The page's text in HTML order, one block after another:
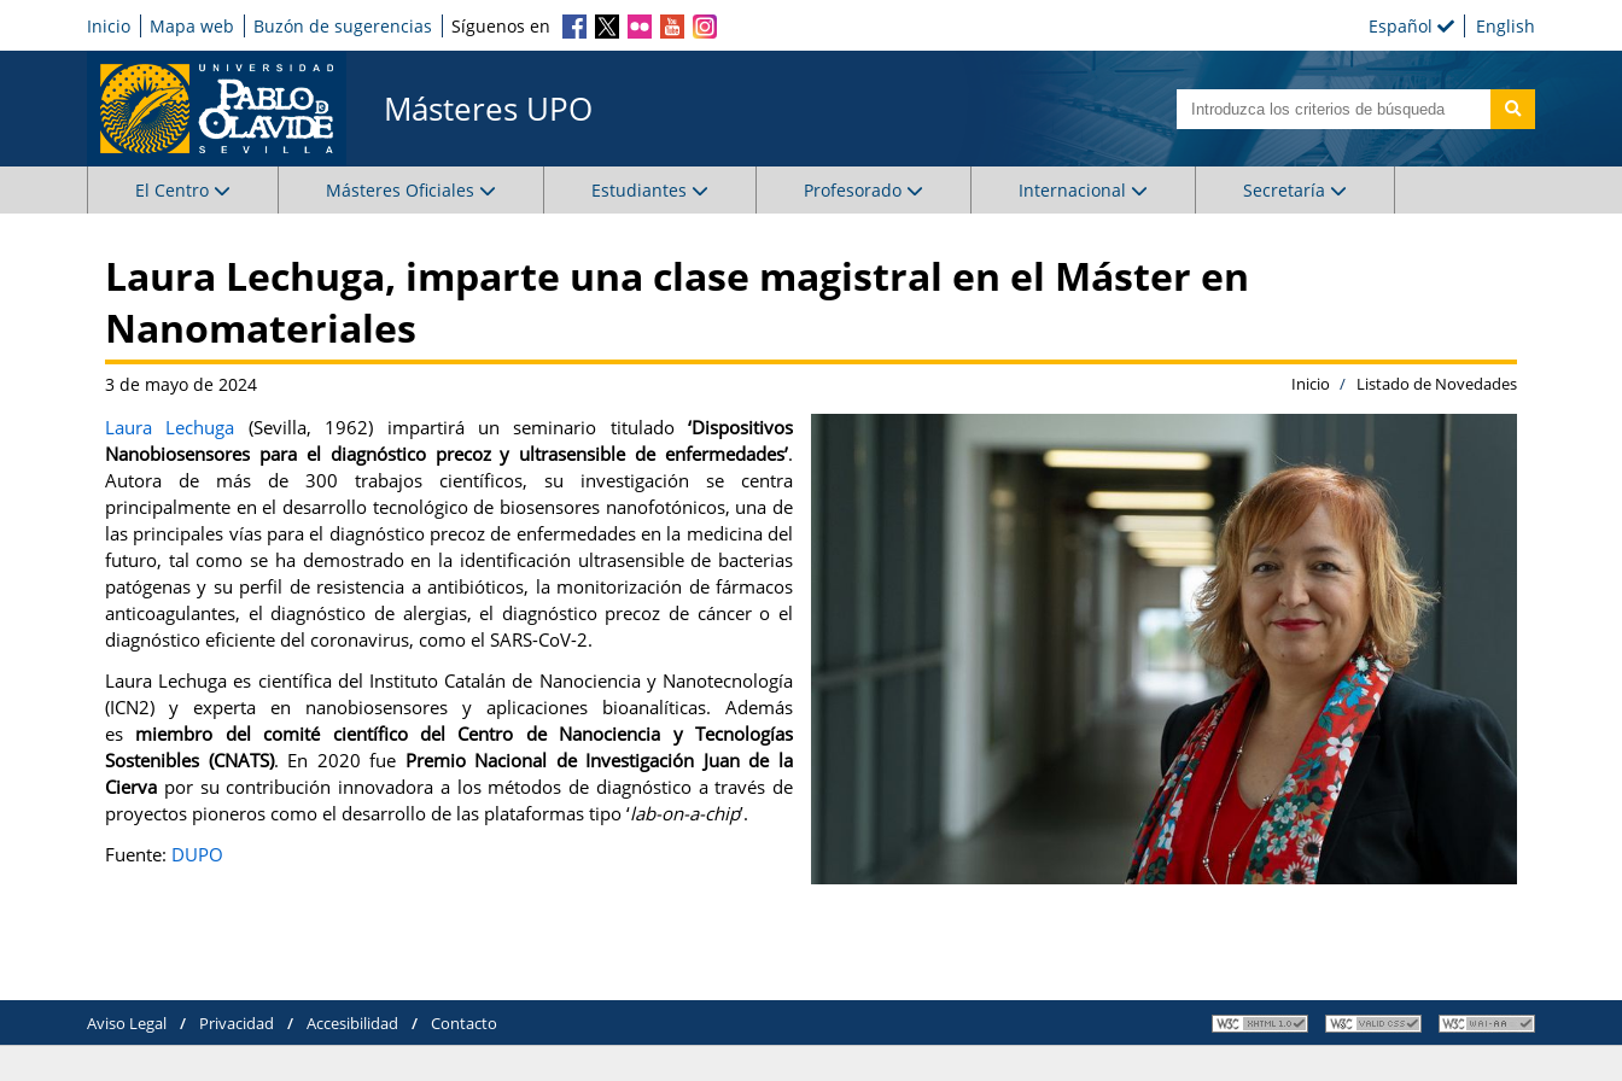
Inicio Mapa web Buzón de sugerencias Síguenos en English
Español
Másteres UPO
El Centro Másteres Oficiales Estudiantes Profesorado Internacional Secretaría
Laura Lechuga, imparte una clase magistral en el Máster en
Nanomateriales
3 de mayo de 2024 Inicio Listado de Novedades
Laura Lechuga (Sevilla, 1962) impartirá un seminario titulado ‘Dispositivos
Nanobiosensores para el diagnóstico precoz y ultrasensible de enfermedades’.
Autora de más de 300 trabajos científicos, su investigación se centra
principalmente en el desarrollo tecnológico de biosensores nanofotónicos, una de
las principales vías para el diagnóstico precoz de enfermedades en la medicina del
futuro, tal como se ha demostrado en la identificación ultrasensible de bacterias
patógenas y su perfil de resistencia a antibióticos, la monitorización de fármacos
anticoagulantes, el diagnóstico de alergias, el diagnóstico precoz de cáncer o el
diagnóstico eficiente del coronavirus, como el SARS-CoV-2.
Laura Lechuga es científica del Instituto Catalán de Nanociencia y Nanotecnología
(ICN2) y experta en nanobiosensores y aplicaciones bioanalíticas. Además
es miembro del comité científico del Centro de Nanociencia y Tecnologías
Sostenibles (CNATS). En 2020 fue Premio Nacional de Investigación Juan de la
Cierva por su contribución innovadora a los métodos de diagnóstico a través de
proyectos pioneros como el desarrollo de las plataformas tipo ‘lab-on-a-chip’.
Fuente: DUPO
Aviso Legal / Privacidad / Accesibilidad / Contacto